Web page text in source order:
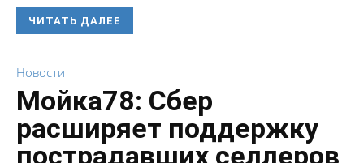
ЧИТАТЬ ДАЛЕЕ
Новости
Мойка78: Сбер
расширяет поддержку
пострадавших селлеров